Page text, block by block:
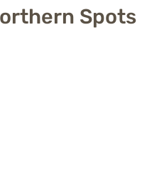
Spots